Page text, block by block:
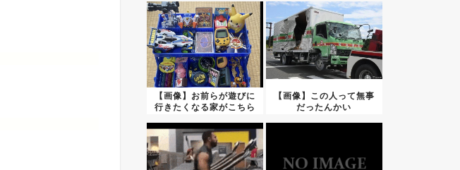
【画像】お前らが遊びに
行きたくなる家がこちら
【画像】この人って無事
だったんかい